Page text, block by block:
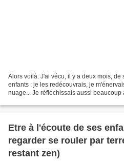
Alors voilà. J'ai vécu, il y a deux mois,
enfants : je les redécouvrais, je
nuage... Je réfléchissais aussi beaucoup
Etre à l'écoute de ses
regarder se rouler par
restant zen)